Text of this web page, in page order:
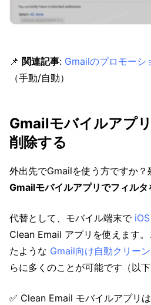
📌 関連記事: Gmailのプロモーシ
（手動/自動）
Gmailモバイルアプ
削除する
外出先でGmailを使う方ですか
Gmailモバイルアプリでフィル
代替として、モバイル端末で iOS
Clean Email アプリを使えます
たような Gmail向け自動クリー
らに多くのことが可能です（以下
✅ Clean Email モバイルアプリ